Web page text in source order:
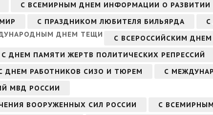
С ВСЕМИРНЫМ ДНЕМ ИНФОРМАЦИИ О РАЗВИТИИ
С ПРАЗДНИКОМ ЛЮБИТЕЛЯ БИЛЬЯРДА
ДНЕМ ТЕЩИ
С ВСЕРОССИЙСКИМ
С ДНЕМ ПАМЯТИ ЖЕРТВ ПОЛИТИЧЕСКИХ РЕПРЕССИЙ
ДНЕМ РАБОТНИКОВ СИЗО И ТЮРЕМ
С
МВД РОССИИ
ВООРУЖЕННЫХ СИЛ РОССИИ
С